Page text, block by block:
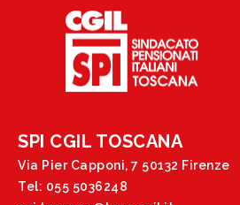
SPI CGIL TOSCANA
Via Pier Capponi, 7 50132 Firenze
Tel: 055 5036248